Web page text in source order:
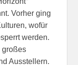
Vorher ging
wofür
werden.
großes
Ausstellern.